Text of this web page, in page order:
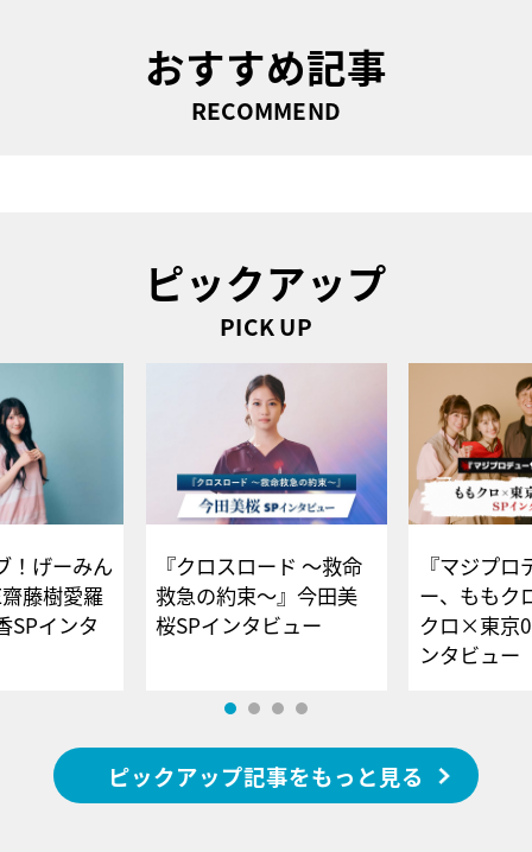
おすすめ記事
RECOMMEND
ピックアップ
PICK UP
！げーみん
藤樹愛羅
SPインタ
『クロスロード ～救命
救急の約束～』今田美
桜SPインタビュー
『マジプロ
ー、ももク
クロ×東京
ンタビュー
ピックアップ記事をもっと見る